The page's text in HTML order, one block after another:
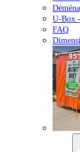
U-Box -
FAQ